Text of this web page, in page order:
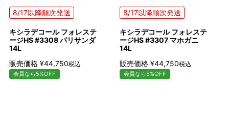
8/17以降順次発送
キシラデコール フォレステ
ージHS #3308 パリサンダ
14L
販売価格 ¥44,750税込
会員なら5%OFF
8/17以降順次発送
キシラデコール フォレステ
ージHS #3307 マホガニ
14L
販売価格 ¥44,750税込
会員なら5%OFF